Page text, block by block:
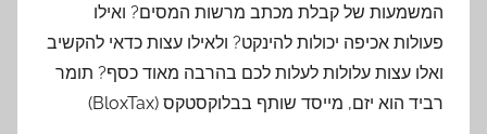
המשמעות של קבלת מכתב מרשות המסים? ואילו
פעולות אכיפה יכולות להינקט? ולאילו עצות כדאי להקשיב
ואלו עצות עלולות לעלות לכם בהרבה מאוד כסף? תומר
רביד הוא יזם, מייסד שותף בבלוקסטקס (BloxTax)